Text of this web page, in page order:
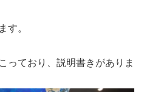
す。
っており、説明書きがありま